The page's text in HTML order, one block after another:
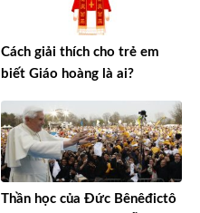
Cách giải thích cho trẻ em
biết Giáo hoàng là ai?
Thần học của Đức Bênêđictô